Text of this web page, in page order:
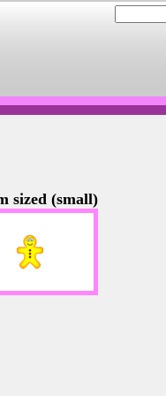
sized (small)